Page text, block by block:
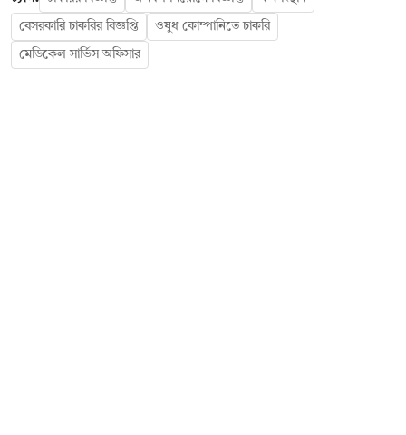
বেসরকারি চাকরির বিজ্ঞপ্তি ওষুধ কোম্পানিতে চাকরি
মেডিকেল সার্ভিস অফিসার